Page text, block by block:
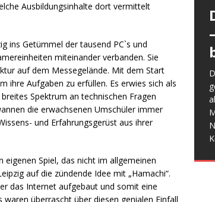
Ausbildungsinhalte dort vermittelt
ins Getümmel der tausend PC`s und
miteinander verbanden. Sie
auf dem Messegelände. Mit dem Start
ihre Aufgaben zu erfüllen. Es erwies sich als
Spektrum an technischen Fragen
die erwachsenen Umschüler immer
und Erfahrungsgerüst aus ihrer
Spiel, das nicht im allgemeinen
auf die zündende Idee mit „Hamachi“.
das Internet aufgebaut und somit eine
überrascht über diesen genialen Einfall